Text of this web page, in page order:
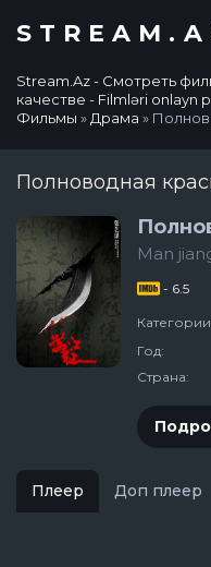
Stream.Az - Смотреть
качестве - Filmləri onlayn
Фильмы » Драма »
Полноводная
Man
- 6.5
Год:
Страна:
Плеер Доп плеер